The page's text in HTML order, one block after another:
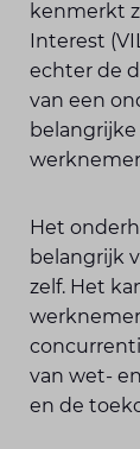
kenmerkt
Interest
echter de
van een
Het
belangrijk
zelf. Het
van wet-
en de